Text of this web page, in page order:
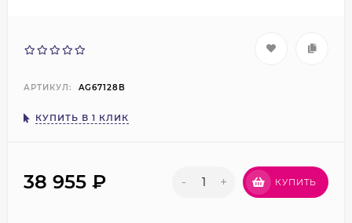
АРТИКУЛ: AG67128B
КУПИТЬ В 1 КЛИК
38 955 ₽ - + КУПИТЬ